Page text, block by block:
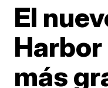
El
Harbor
más